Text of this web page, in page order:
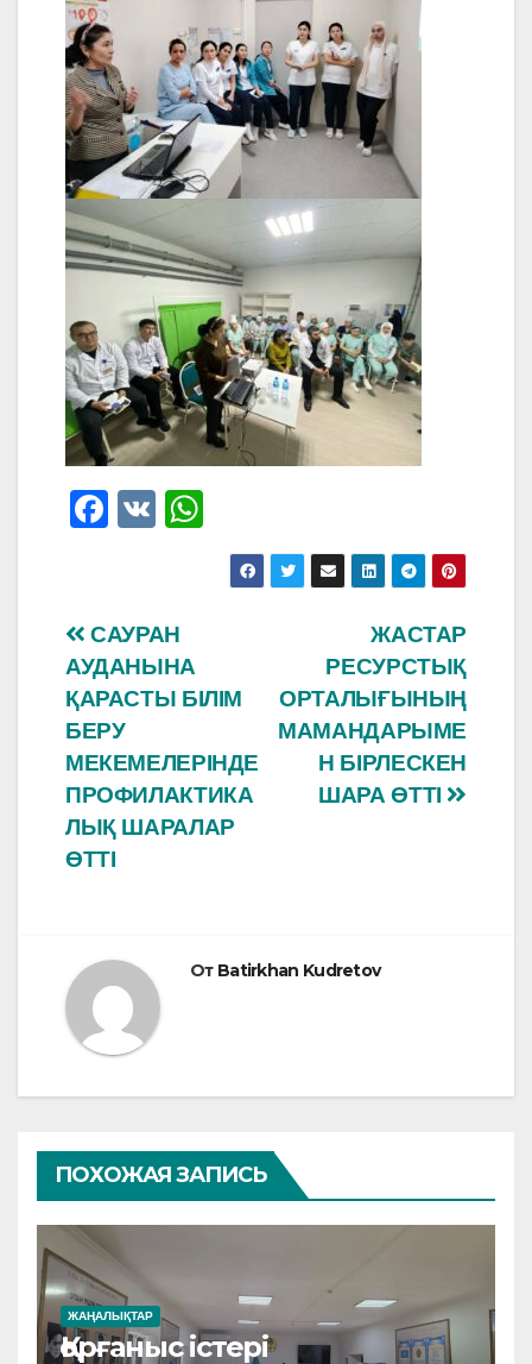
F
e
b
o
o
k
V
at
p
Навигация
по
записям
ЖАСТАР
РЕСУРСТЫҚ
ОРТАЛЫҒЫНЫҢ
МАМАНДАРЫМЕ
Н БІРЛЕСКЕН
ШАРА ӨТТІ
САУРАН
АУДАНЫНА
ҚАРАСТЫ БІЛІМ
БЕРУ
МЕКЕМЕЛЕРІНДЕ
ПРОФИЛАКТИКА
ЛЫҚ ШАРАЛАР
ӨТТІ
От Batirkhan Kudretov
ПОХОЖАЯ ЗАПИСЬ
ЖАҢАЛЫҚТАР
Қорғаныс істері